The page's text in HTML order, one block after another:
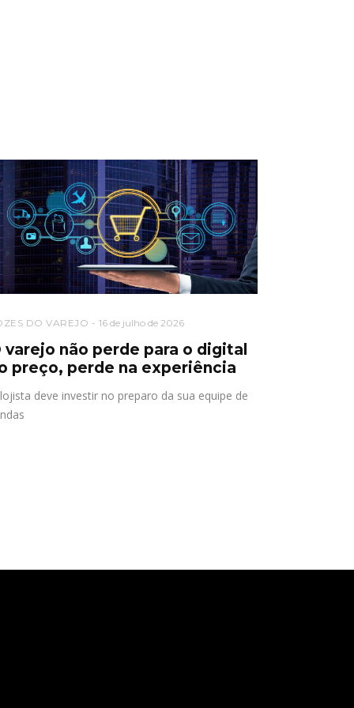
DO VAREJO 16 de julho de 2026
varejo não perde para o digital
preço, perde na experiência
deve investir no preparo da sua equipe de